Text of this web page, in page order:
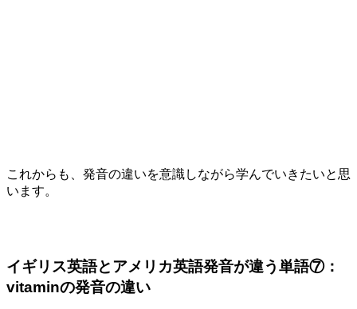
これからも、発音の違いを意識しながら学んでいきたいと思
います。
イギリス英語とアメリカ英語発音が違う単語⑦：
vitaminの発音の違い